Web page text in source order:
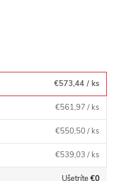
€573,44 / ks
€561,97 / ks
€550,50 / ks
€539,03 / ks
Ušetríte€0